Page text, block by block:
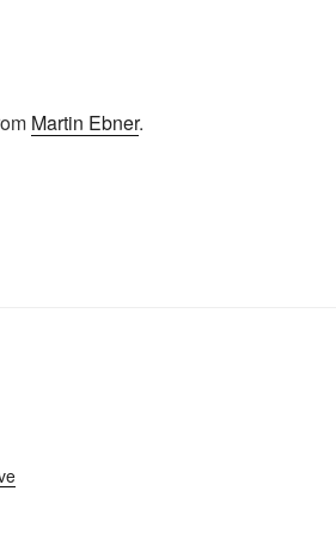
Martin Ebner.